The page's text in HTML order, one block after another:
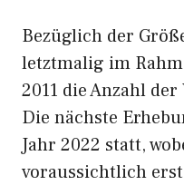
Bezüglich der
letztmalig im
2011 die Anzahl
Die nächste
Jahr 2022 statt,
voraussichtlich